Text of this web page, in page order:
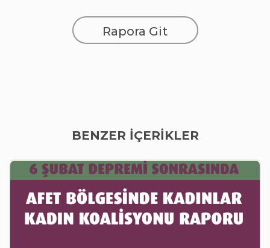
Rapora Git
BENZER İÇERİKLER